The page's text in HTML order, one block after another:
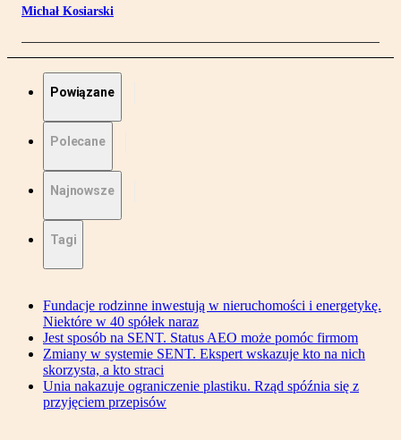
Michał Kosiarski
Powiązane
Polecane
Najnowsze
Tagi
Fundacje rodzinne inwestują w nieruchomości i energetykę.
Niektóre w 40 spółek naraz
Jest sposób na SENT. Status AEO może pomóc firmom
Zmiany w systemie SENT. Ekspert wskazuje kto na nich
skorzysta, a kto straci
Unia nakazuje ograniczenie plastiku. Rząd spóźnia się z
przyjęciem przepisów